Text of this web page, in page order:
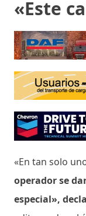
«Este
«En tan solo
operador se
especial»,